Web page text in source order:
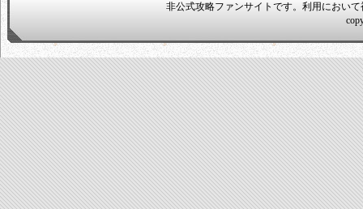
非公式攻略ファンサイトです。利用におい